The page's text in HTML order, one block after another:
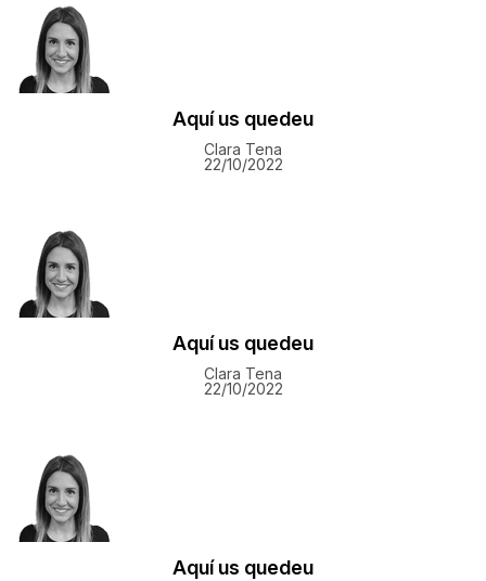
Aquí us quedeu
Clara Tena
22/10/2022
Aquí us quedeu
Clara Tena
22/10/2022
Aquí us quedeu